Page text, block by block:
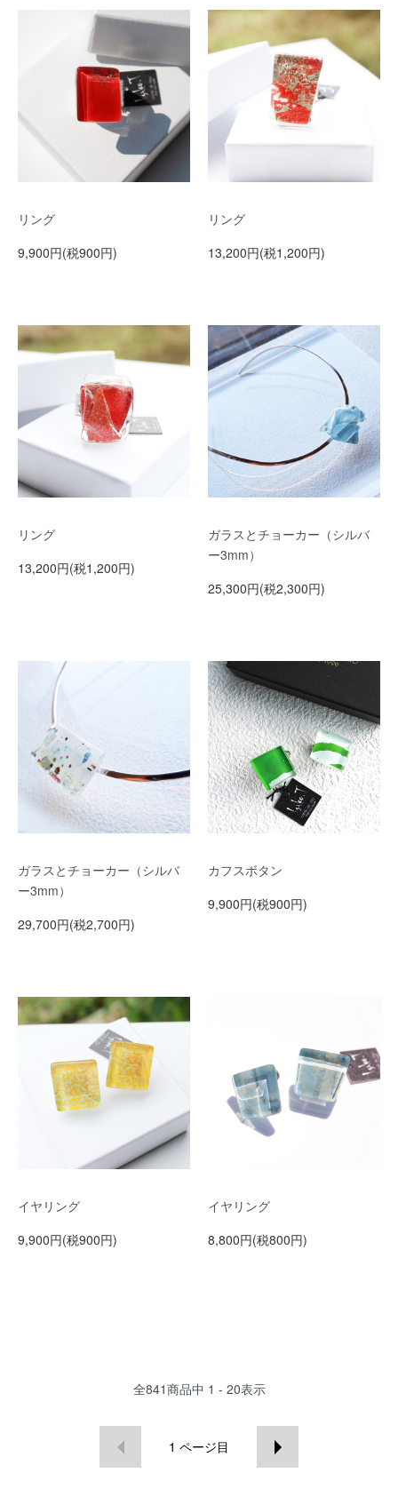
リング
9,900円(税900円)
リング
13,200円(税1,200円)
リング
13,200円(税1,200円)
ガラスとチョーカー（シルバ
ー3mm）
25,300円(税2,300円)
ガラスとチョーカー（シルバ
ー3mm）
29,700円(税2,700円)
カフスボタン
9,900円(税900円)
イヤリング
9,900円(税900円)
イヤリング
8,800円(税800円)
全841商品中 1 - 20表示
1 ページ目